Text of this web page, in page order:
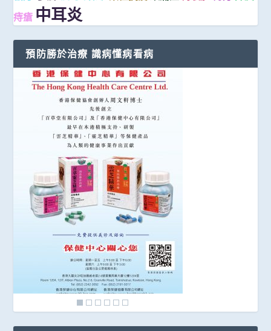
痔瘡 中耳炎
預防勝於治療 識病懂病看病